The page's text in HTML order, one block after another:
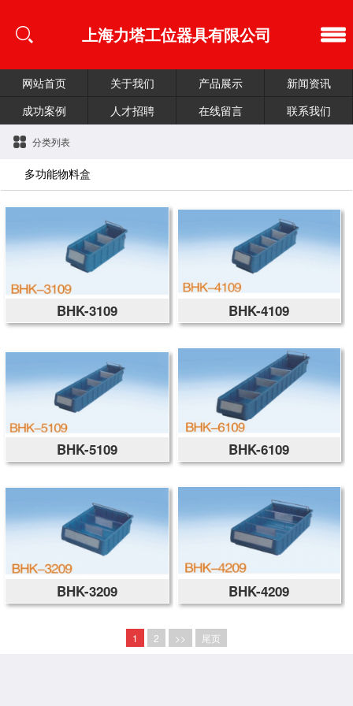
上海力塔工位器具有限公司
网站首页 关于我们 产品展示
新闻资讯
成功案例
人才招聘 在线留言 联系我们
分类列表
多功能物料盒
BHK-3109 BHK-4109
BHK-5109 BHK-6109
BHK-3209 BHK-4209
1 2 >> 尾页